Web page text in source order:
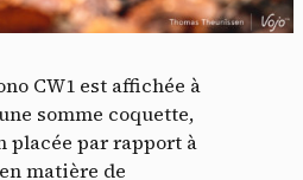
CW1 est affichée à
somme coquette,
placée par rapport à
matière de